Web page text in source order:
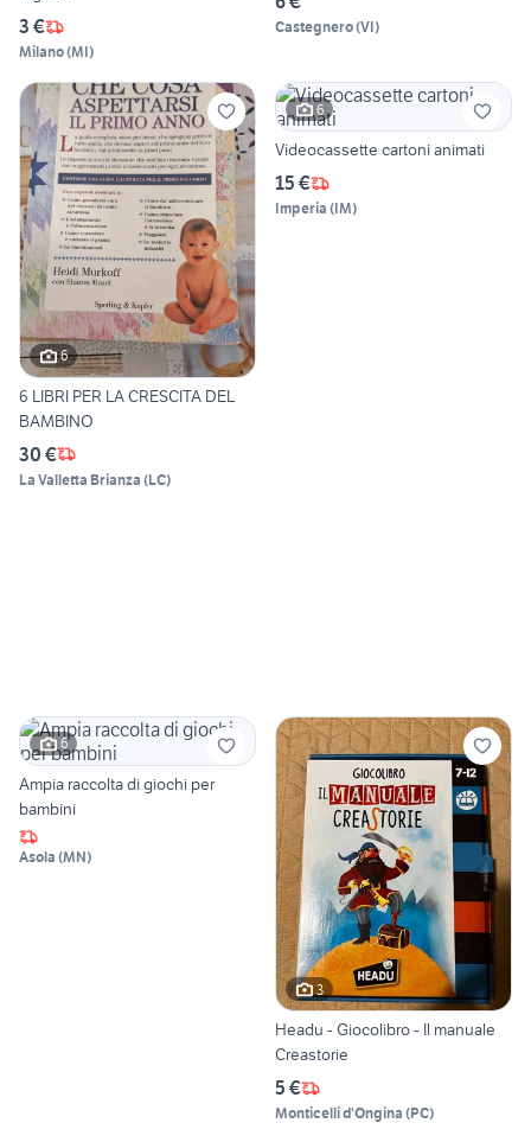
3 €
Milano(MI)
Castegnero(VI)
6
6 LIBRI PER LA CRESCITA DEL
BAMBINO
30 €
La Valletta Brianza (LC)
6
Videocassette cartoni animati
15 €
Imperia (IM)
6
Ampia raccolta di giochi per
bambini
Asola (MN)
3
Headu - Giocolibro - Il manuale
Creastorie
5 €
Monticelli d'Ongina (PC)